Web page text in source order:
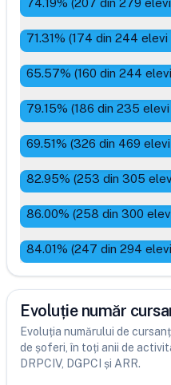
74.19% (207 din 279
71.31% (174 din 244 elevi
65.57% (160 din 244
79.15% (186 din 235
69.51% (326 din 469
82.95% (253 din 305
86.00% (258 din 300
84.01% (247 din 294
Evoluție număr
Evoluția numărului de
de șoferi, în toți anii de
DRPCIV, DGPCI și ARR.